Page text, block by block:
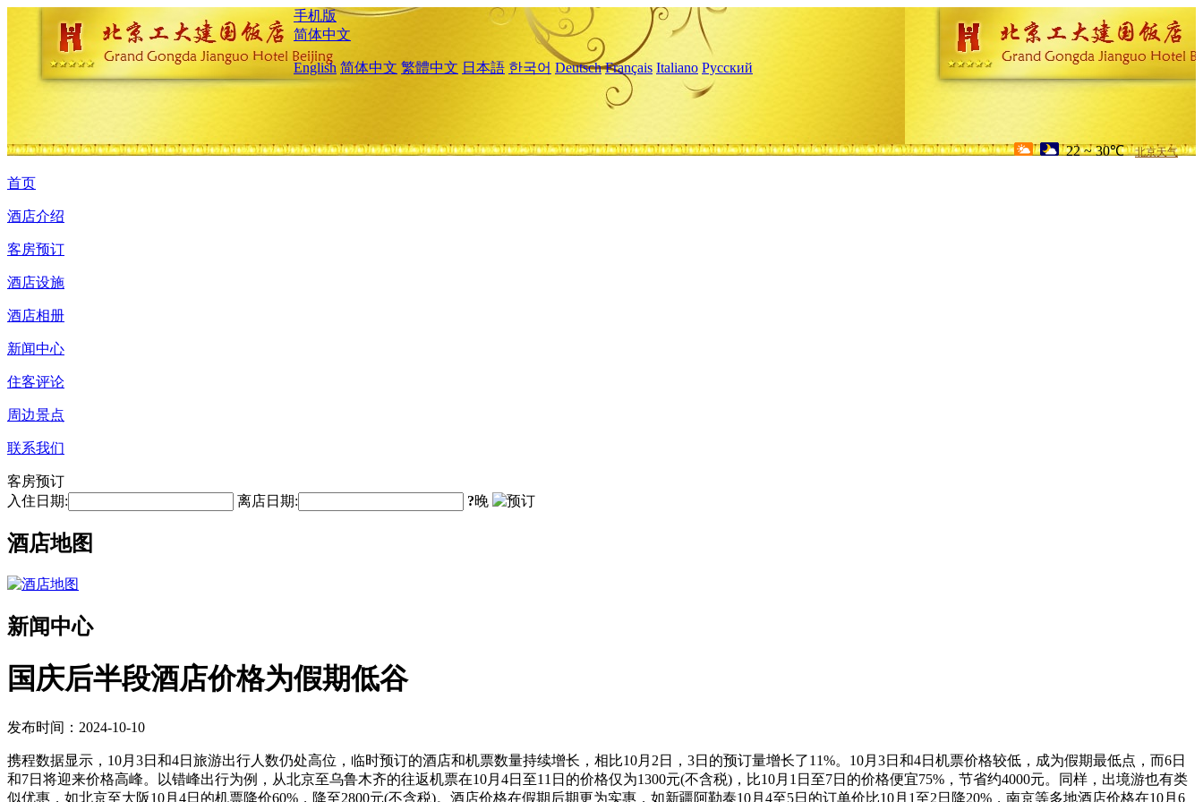
手机版
简体中文
English 简体中文 繁體中文 日本語 한국어 Deutsch Français Italiano Русский
22 ~ 30℃ 北京天气
首页
酒店介绍
客房预订
酒店设施
酒店相册
新闻中心
住客评论
周边景点
联系我们
客房预订
入住日期:
离店日期: ?晚
酒店地图
新闻中心
国庆后半段酒店价格为假期低谷
发布时间：2024-10-10
携程数据显示，10月3日和4日旅游出行人数仍处高位，临时预订的酒店和机票数量持续增长，相比10月2日，3日的预订量增长了11%。10月3日和4日机票价格较低，成为假期最低点，而6日
和7日将迎来价格高峰。以错峰出行为例，从北京至乌鲁木齐的往返机票在10月4日至11日的价格仅为1300元(不含税)，比10月1日至7日的价格便宜75%，节省约4000元。同样，出境游也有类
似优惠，如北京至大阪10月4日的机票降价60%，降至2800元(不含税)。酒店价格在假期后期更为实惠，如新疆阿勒泰10月4至5日的订单价比10月1至2日降20%，南京等多地酒店价格在10月6